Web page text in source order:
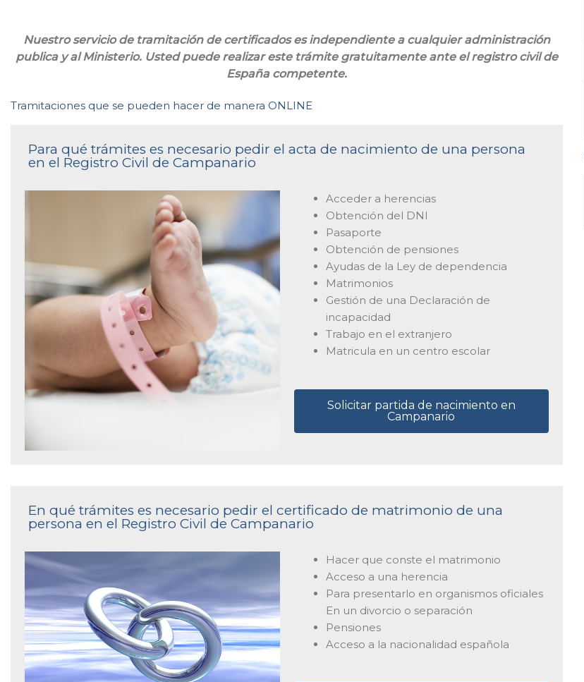
Nuestro servicio de tramitación de certificados es independiente a cualquier administración
publica y al Ministerio. Usted puede realizar este trámite gratuitamente ante el registro civil de
España competente.
Tramitaciones que se pueden hacer de manera ONLINE
Para qué trámites es necesario pedir el acta de nacimiento de una persona
en el Registro Civil de Campanario
Acceder a herencias
Obtención del DNI
Pasaporte
Obtención de pensiones
Ayudas de la Ley de dependencia
Matrimonios
Gestión de una Declaración de
incapacidad
Trabajo en el extranjero
Matricula en un centro escolar
Solicitar partida de nacimiento en
Campanario
En qué trámites es necesario pedir el certificado de matrimonio de una
persona en el Registro Civil de Campanario
Hacer que conste el matrimonio
Acceso a una herencia
Para presentarlo en organismos oficiales
En un divorcio o separación
Pensiones
Acceso a la nacionalidad española